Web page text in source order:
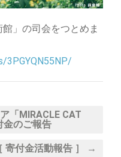
」の司会をつとめま
「MIRACLE CAT
金のご報告
寄付金活動報告 ］ →